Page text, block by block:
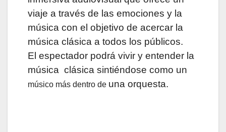
viaje a través de las emociones y la
música con el objetivo de acercar la
música clásica a todos los públicos.
El espectador podrá vivir y entender la
música clásica sintiéndose como un
músico más dentro de una orquesta.